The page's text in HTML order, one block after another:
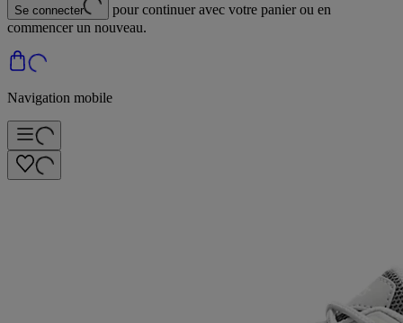
Se connecter
pour continuer avec votre panier ou en
commencer un nouveau.
Navigation mobile